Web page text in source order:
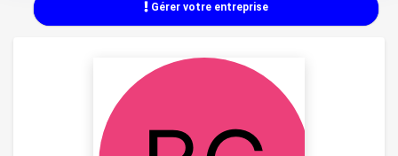
Gérer votre entreprise